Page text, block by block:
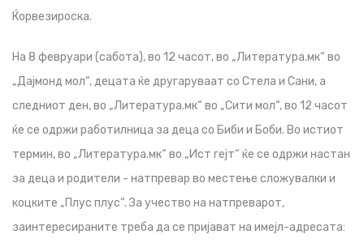
Ќорвезироска.
На 8 февруари (сабота), во 12 часот, во „Литература.мк“ во
„Дајмонд мол“, децата ќе другаруваат со Стела и Сани, а
следниот ден, во „Литература.мк“ во „Сити мол“, во 12 часот
ќе се одржи работилница за деца со Биби и Боби. Во истиот
термин, во „Литература.мк“ во „Ист гејт“ ќе се одржи настан
за деца и родители - натпревар во местење сложувалки и
коцките „Плус плус“. За учество на натпреварот,
заинтересираните треба да се пријават на имејл-адресата: